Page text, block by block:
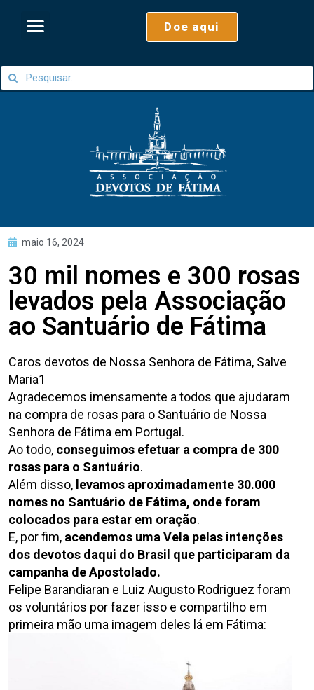
Doe aqui
maio 16, 2024
30 mil nomes e 300 rosas
levados pela Associação
ao Santuário de Fátima
Caros devotos de Nossa Senhora de Fátima, Salve
Maria1
Agradecemos imensamente a todos que ajudaram
na compra de rosas para o Santuário de Nossa
Senhora de Fátima em Portugal.
Ao todo, conseguimos efetuar a compra de 300
rosas para o Santuário.
Além disso, levamos aproximadamente 30.000
nomes no Santuário de Fátima, onde foram
colocados para estar em oração.
E, por fim, acendemos uma Vela pelas intenções
dos devotos daqui do Brasil que participaram da
campanha de Apostolado.
Felipe Barandiaran e Luiz Augusto Rodriguez foram
os voluntários por fazer isso e compartilho em
primeira mão uma imagem deles lá em Fátima: